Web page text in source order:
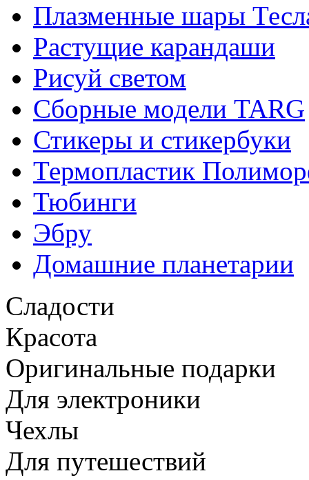
Плазменные шары
Растущие карандаши
Рисуй светом
Сборные модели TARG
Стикеры и стикербуки
Термопластик
Тюбинги
Эбру
Домашние планетарии
Сладости
Красота
Оригинальные подарки
Для электроники
Чехлы
Для путешествий